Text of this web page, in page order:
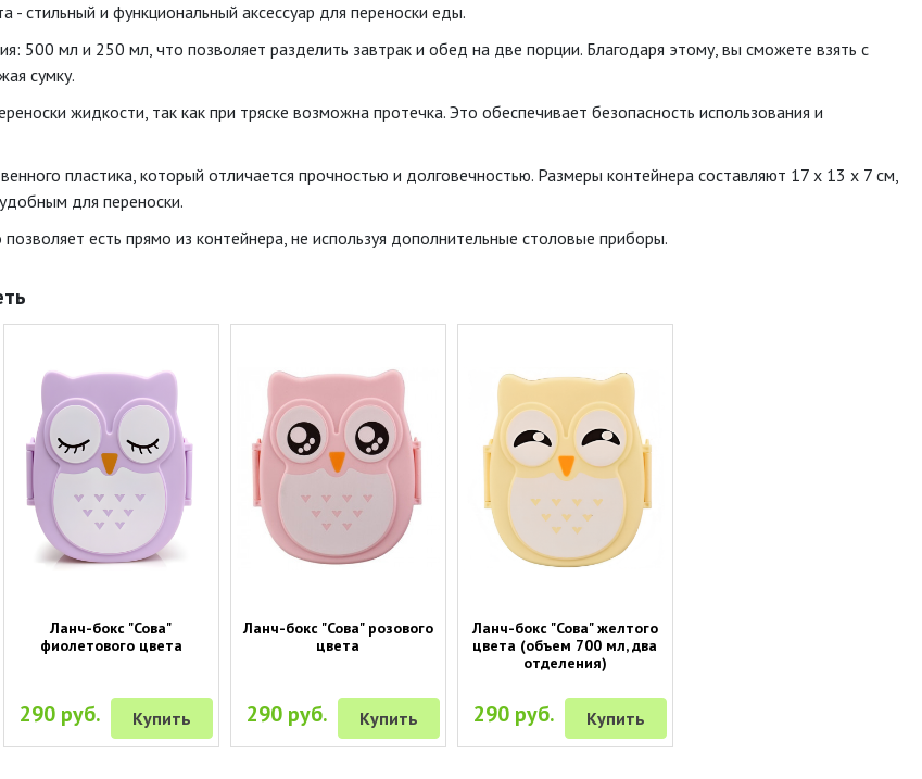
- стильный и функциональный аксессуар для переноски еды.
500 мл и 250 мл, что позволяет разделить завтрак и обед на две порции. Благодаря этому, вы сможете взять с
сумку.
жидкости, так как при тряске возможна протечка. Это обеспечивает безопасность использования и
пластика, который отличается прочностью и долговечностью. Размеры контейнера составляют 17 х 13 х 7 см,
для переноски.
есть прямо из контейнера, не используя дополнительные столовые приборы.
Ланч-бокс "Сова"
фиолетового цвета
290 руб. Купить
Ланч-бокс "Сова" розового
цвета
290 руб. Купить
Ланч-бокс "Сова" желтого
цвета (объем 700 мл, два
отделения)
290 руб. Купить